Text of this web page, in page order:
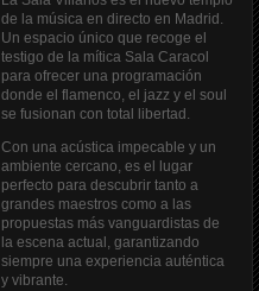
de la música en directo en Madrid.
Un espacio único que recoge el
testigo de la mítica Sala Caracol
para ofrecer una programación
donde el flamenco, el jazz y el soul
se fusionan con total libertad.
Con una acústica impecable y un
ambiente cercano, es el lugar
perfecto para descubrir tanto a
grandes maestros como a las
propuestas más vanguardistas de
la escena actual, garantizando
siempre una experiencia auténtica
y vibrante.